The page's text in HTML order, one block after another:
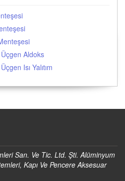
Aldoks
Isı Yalıtım
San. Ve Tic. Ltd. Şti. Alüminyum
Kapı Ve Pencere Aksesuar